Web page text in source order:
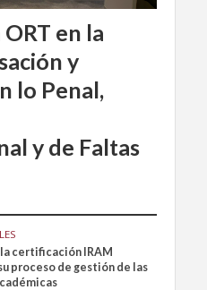
en la
y
lo Penal,
y de Faltas
la certificación IRAM
proceso de gestión de las